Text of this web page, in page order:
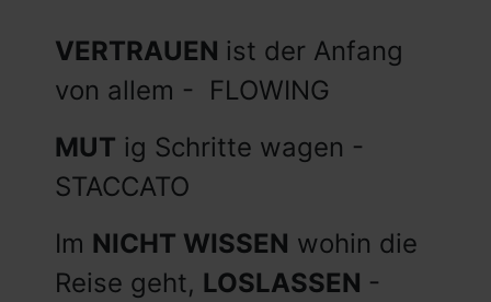
VERTRAUEN ist der Anfang
von allem - FLOWING
MUT ig Schritte wagen -
STACCATO
Im NICHT WISSEN wohin die
Reise geht, LOSLASSEN -